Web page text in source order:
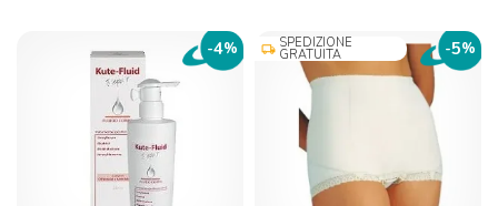
-4% local_shipping SPEDIZIONE
GRATUITA -5%